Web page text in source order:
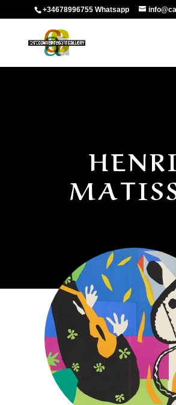
+34678996755 Whatsapp
HENRI